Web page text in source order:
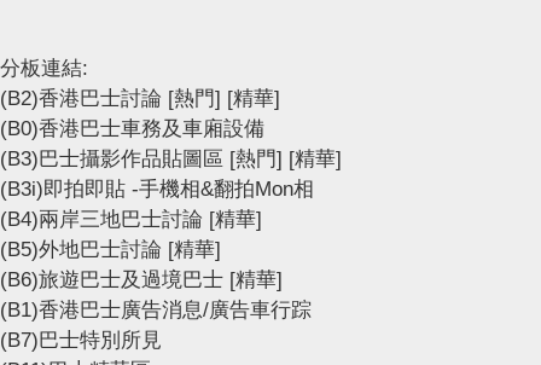
分板連結:
(B2)香港巴士討論 [熱門] [精華]
(B0)香港巴士車務及車廂設備
(B3)巴士攝影作品貼圖區 [熱門] [精華]
(B3i)即拍即貼 -手機相&翻拍Mon相
(B4)兩岸三地巴士討論 [精華]
(B5)外地巴士討論 [精華]
(B6)旅遊巴士及過境巴士 [精華]
(B1)香港巴士廣告消息/廣告車行踪
(B7)巴士特別所見